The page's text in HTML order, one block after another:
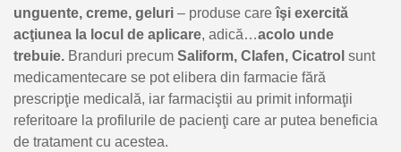
unguente, creme, geluri – produse careîşi exercită
acţiunea la locul de aplicare, adică…acolo unde
trebuie. Branduri precum Saliform, Clafen, Cicatrol sunt
medicamentecare se pot elibera din farmacie fără
prescripţie medicală, iar farmaciştii au primit informaţii
referitoare la profilurile de pacienţi care ar putea beneficia
de tratament cu acestea.